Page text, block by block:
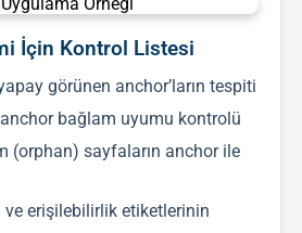
İçin Kontrol Listesi
görünen anchor’ların tespiti
bağlam uyumu kontrolü
(orphan) sayfaların anchor ile
ve erişilebilirlik etiketlerinin